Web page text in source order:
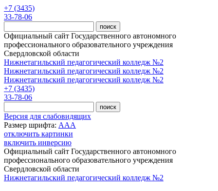
Перейти к основному содержанию
+7 (3435)
33-78-06
Официальный сайт Государственного автономного
профессионального образовательного учреждения
Свердловской области
Нижнетагильский педагогический колледж №2
Нижнетагильский педагогический колледж №2
Нижнетагильский педагогический колледж №2
+7 (3435)
33-78-06
Версия для слабовидящих
Размер шрифта: AAA
отключить картинки
включить инверсию
Официальный сайт Государственного автономного
профессионального образовательного учреждения
Свердловской области
Нижнетагильский педагогический колледж №2